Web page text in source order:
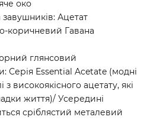
око
Ацетат
коричневий Гавана
глянсовий
Серія Essential Acetate (модні
високоякісного ацетату, які
життя)/ Усередині
сріблястий металевий